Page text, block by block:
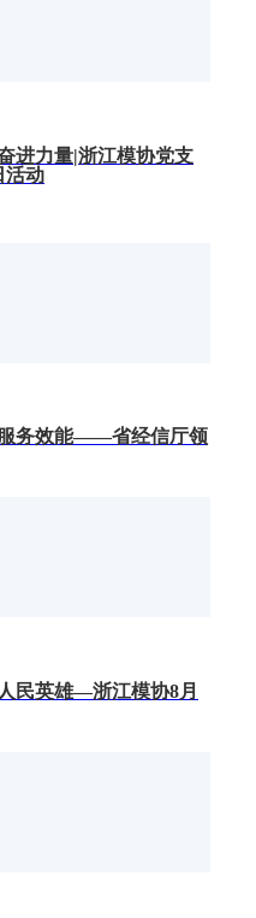
进力量|浙江模协党支
活动
务效能——省经信厅领
民英雄—浙江模协8月